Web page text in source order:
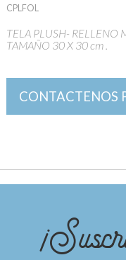
CPLFOL
TELA PLUSH- RELLENO
TAMAÑO 30 X 30 cm .
CONTACTENOS